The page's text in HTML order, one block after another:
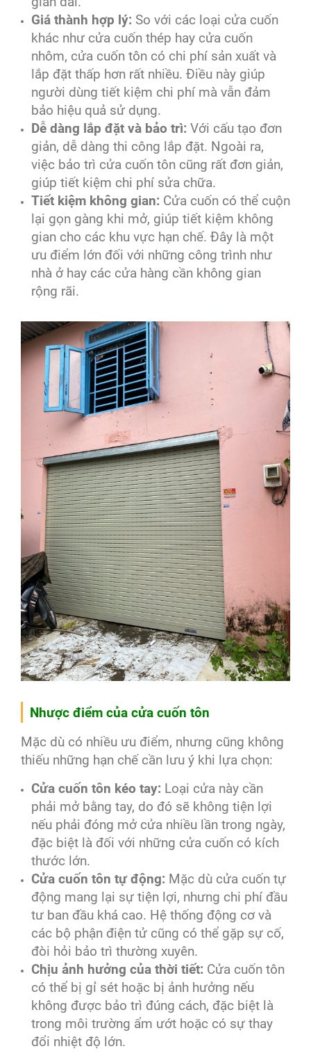
Giá thành hợp lý: So với các loại cửa cuốn
khác như cửa cuốn thép hay cửa cuốn
nhôm, cửa cuốn tôn có chi phí sản xuất và
lắp đặt thấp hơn rất nhiều. Điều này giúp
người dùng tiết kiệm chi phí mà vẫn đảm
bảo hiệu quả sử dụng.
Dễ dàng lắp đặt và bảo trì: Với cấu tạo đơn
giản, dễ dàng thi công lắp đặt. Ngoài ra,
việc bảo trì cửa cuốn tôn cũng rất đơn giản,
giúp tiết kiệm chi phí sửa chữa.
Tiết kiệm không gian: Cửa cuốn có thể cuộn
lại gọn gàng khi mở, giúp tiết kiệm không
gian cho các khu vực hạn chế. Đây là một
ưu điểm lớn đối với những công trình như
nhà ở hay các cửa hàng cần không gian
rộng rãi.
Nhược điểm của cửa cuốn tôn
Mặc dù có nhiều ưu điểm, nhưng cũng không
thiếu những hạn chế cần lưu ý khi lựa chọn:
Cửa cuốn tôn kéo tay: Loại cửa này cần
phải mở bằng tay, do đó sẽ không tiện lợi
nếu phải đóng mở cửa nhiều lần trong ngày,
đặc biệt là đối với những cửa cuốn có kích
thước lớn.
Cửa cuốn tôn tự động: Mặc dù cửa cuốn tự
động mang lại sự tiện lợi, nhưng chi phí đầu
tư ban đầu khá cao. Hệ thống động cơ và
các bộ phận điện tử cũng có thể gặp sự cố,
đòi hỏi bảo trì thường xuyên.
Chịu ảnh hưởng của thời tiết: Cửa cuốn tôn
có thể bị gỉ sét hoặc bị ảnh hưởng nếu
không được bảo trì đúng cách, đặc biệt là
trong môi trường ẩm ướt hoặc có sự thay
đổi nhiệt độ lớn.